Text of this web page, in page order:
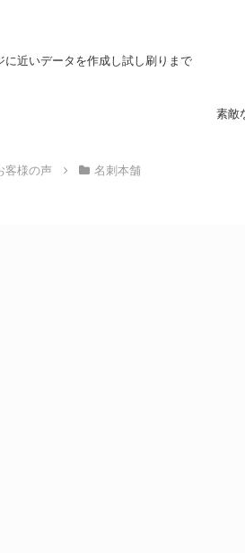
に近いデータを作成し試し刷りまで
素敵
客様の声 名刺本舗